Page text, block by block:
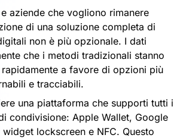
aziende che vogliono rimanere
di una soluzione completa di
non è più opzionale. I dati
che i metodi tradizionali stanno
a favore di opzioni più
e tracciabili.
una piattaforma che supporti tutti i
condivisione: Apple Wallet, Google
lockscreen e NFC. Questo